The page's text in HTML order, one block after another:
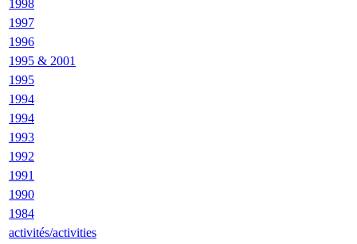
1998
1997
1996
1995 & 2001
1995
1994
1994
1993
1992
1991
1990
1984
activités/activities